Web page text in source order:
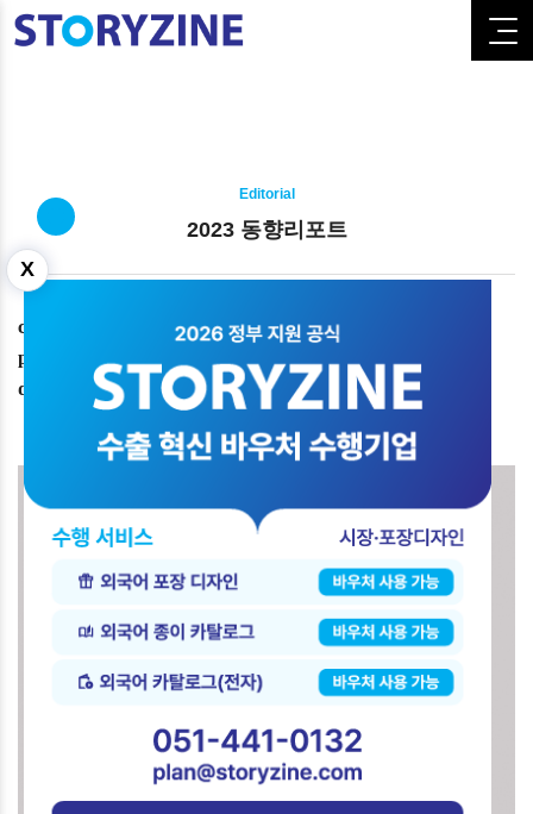
X
Editorial
2023 동향리포트
client_ 부산문화재단
project_ 단행본, 편집 디자인
date_ 2023